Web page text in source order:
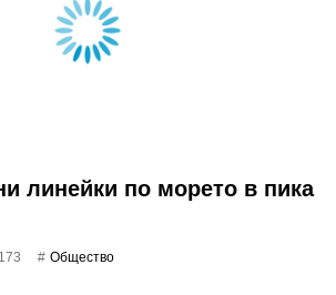
линейки по морето в пика
173 Общество